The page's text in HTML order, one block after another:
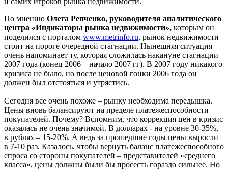
По мнению Олега Репченко, руководителя аналитического
центра «Индикаторы рынка недвижимости», которым он
поделился с порталом www.metrinfo.ru, рынок недвижимости
стоит на пороге очередной стагнации. Нынешняя ситуация
очень напоминает ту, которая сложилась накануне стагнации
2007 года (конец 2006 – начало 2007 гг). В 2007 году никакого
кризиса не было, но после ценовой гонки 2006 года он
должен был отстояться и утрястись.
Сегодня все очень похоже – рынку необходима передышка.
Цены вновь балансируют на пределе платежеспособности
покупателей. Почему? Вспомним, что коррекция цен в кризис
оказалась не очень значимой. В долларах - на уровне 30-35%,
в рублях – 15-20%. А ведь за прошедшие годы цены выросли
в 7-10 раз. Казалось, чтобы вернуть баланс платежеспособного
спроса со стороны покупателей – представителей «среднего
класса», цены должны были бы просесть гораздо сильнее. Но